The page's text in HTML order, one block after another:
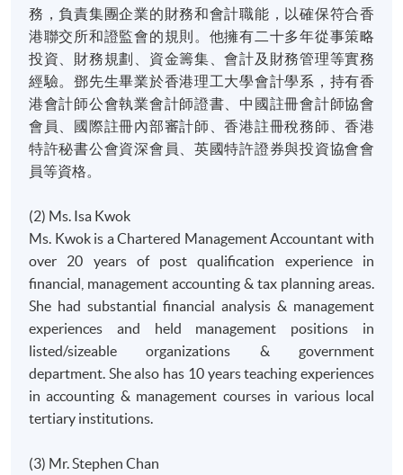
務，負責集團企業的財務和會計職能，以確保符合香
港聯交所和證監會的規則。他擁有二十多年從事策略
投資、財務規劃、資金籌集、會計及財務管理等實務
經驗。鄧先生畢業於香港理工大學會計學系，持有香
港會計師公會執業會計師證書、中國註冊會計師協會
會員、國際註冊內部審計師、香港註冊稅務師、香港
特許秘書公會資深會員、英國特許證券與投資協會會
員等資格。
(2) Ms. Isa Kwok
Ms. Kwok is a Chartered Management Accountant with
over 20 years of post qualification experience in
financial, management accounting & tax planning areas.
She had substantial financial analysis & management
experiences and held management positions in
listed/sizeable organizations & government
department. She also has 10 years teaching experiences
in accounting & management courses in various local
tertiary institutions.
(3) Mr. Stephen Chan